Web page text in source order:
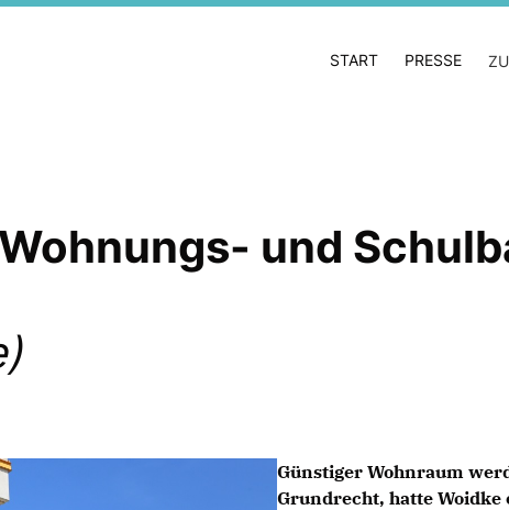
START PRESSE
und
Günstiger Wohnraum
Grundrecht, hatte